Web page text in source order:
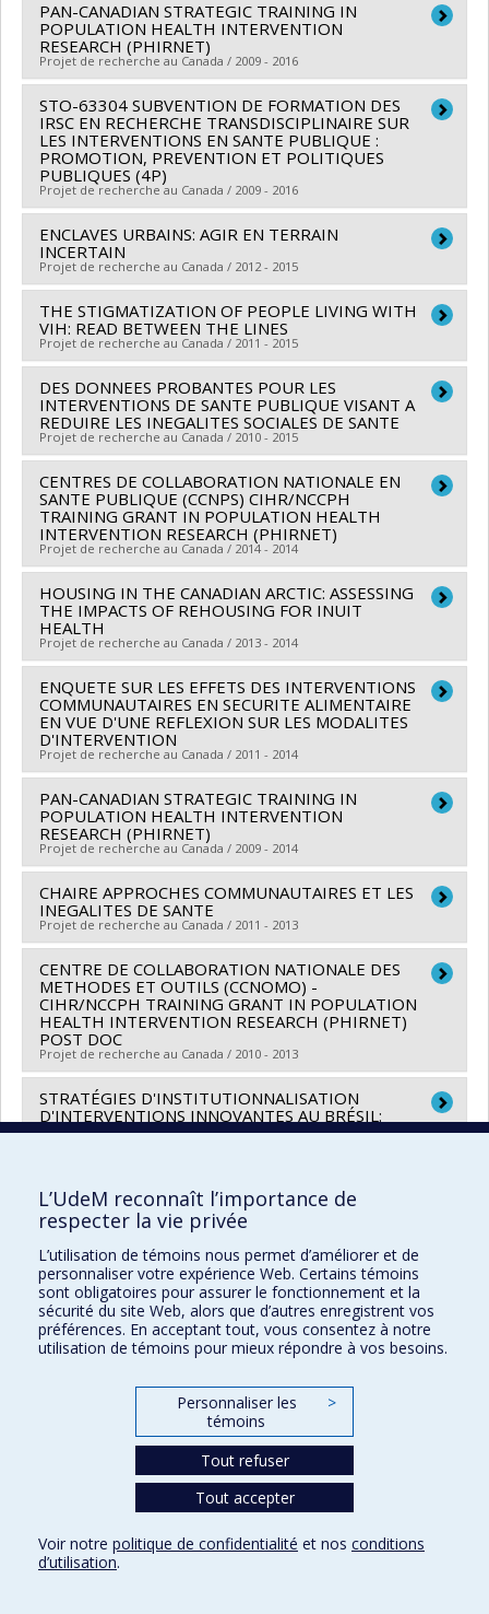
Subvention de fonctionnement incluant les
subventions de fonctionnement programmatiques
(général)
Geetanjali Datta, Sherri Lynn Bisset,Michèle Stanton-
Jean,Denis Bourque,Gilles Sénécal
Ruth Rose-Lizée
Sources de financement :IRSC/Instituts de recherche
en santé du Canada
Programmes de subvention : PVXXXXXX-(ROH)
Subvention de fonctionnement: subventions
programmatiques pour santé et l'équité en santé
Chercheur principal : Gilles Paradis
Co-chercheurs : Louise Potvin ,Andrée Demers
Gauvin,Lucie Richard,Marie-France Raynault
Jennifer O'Loughlin, Chantal Caux
Sources de financement :IRSC/Instituts de recherche
en santé du Canada
Programmes de subvention :
PAN-CANADIAN STRATEGIC TRAINING IN
POPULATION HEALTH INTERVENTION
RESEARCH (PHIRNET)
Projet de recherche au Canada / 2009 - 2016
Chercheur principal : Louise Potvin
Co-chercheurs : Angèle Bilodeau,Renee Lyons,
Charles James Frankish, Ivy Lynn Bourgeault,
Anne Shoveller,Patricia Martens,
Roland Dunn,Melanie Rock
Sources de financement :IRSC/Instituts de recherche
en santé du Canada
STO-63304 SUBVENTION DE FORMATION DES
IRSC EN RECHERCHE TRANSDISCIPLINAIRE SUR
LES INTERVENTIONS EN SANTE PUBLIQUE :
PROMOTION, PREVENTION ET POLITIQUES
PUBLIQUES (4P)
Projet de recherche au Canada / 2009 - 2016
Chercheur principal : Gilles Paradis
Co-chercheurs : Louise Potvin,Andrée Demers
Gauvin,Marie-France Raynault,Jennifer O'Loughlin,
Chantal Caux,Lucie Richard
Sources de financement :IRSC/Instituts de recherche
en santé du Canada
Programmes de subvention :
ENCLAVES URBAINS: AGIR EN TERRAIN
INCERTAIN
Projet de recherche au Canada / 2012 - 2015
Chercheur principal : Gilles Sénécal
Co-chercheurs : Louise Potvin
Sources de financement :CRSH/Conseil de recherches
en sciences humaines du Canada
Programmes de subvention :
THE STIGMATIZATION OF PEOPLE LIVING WITH
VIH: READ BETWEEN THE LINES
Projet de recherche au Canada / 2011 - 2015
Chercheur principal : Louise Potvin
Co-chercheurs : Liviana Calzavara
Sources de financement :IRSC/Instituts de recherche
en santé du Canada
Programmes de subvention :
DES DONNEES PROBANTES POUR LES
INTERVENTIONS DE SANTE PUBLIQUE VISANT A
REDUIRE LES INEGALITES SOCIALES DE SANTE
Projet de recherche au Canada / 2010 - 2015
Chercheur principal : Louise Potvin
CENTRES DE COLLABORATION NATIONALE EN
SANTE PUBLIQUE (CCNPS) CIHR/NCCPH
TRAINING GRANT IN POPULATION HEALTH
INTERVENTION RESEARCH (PHIRNET)
Projet de recherche au Canada / 2014 - 2014
Chercheur principal : Louise Potvin
Sources de financement :Agence de santé publique du
Canada
Programmes de subvention :
HOUSING IN THE CANADIAN ARCTIC: ASSESSING
THE IMPACTS OF REHOUSING FOR INUIT
HEALTH
Projet de recherche au Canada / 2013 - 2014
Chercheur principal : Mylene Riva
Co-chercheurs : Louise Potvin
Sources de financement :
en santé du Canada
Programmes de subvention :
ENQUETE SUR LES EFFETS DES INTERVENTIONS
COMMUNAUTAIRES EN SECURITE ALIMENTAIRE
EN VUE D'UNE REFLEXION SUR LES MODALITES
D'INTERVENTION
Projet de recherche au Canada / 2011 - 2014
Chercheur principal : Louise Potvin
Co-chercheurs : Sherri Lynn Bisset , Gilles Sénécal
Angele Bilodeau
Sources de financement : IRSC/Instituts de recherche
en santé du Canada
Programmes de subvention :
Initiative de recherche interventionnelle en santé des
populations
PAN-CANADIAN STRATEGIC TRAINING IN
POPULATION HEALTH INTERVENTION
RESEARCH (PHIRNET)
Projet de recherche au Canada / 2009 - 2014
Chercheur principal : Louise Potvin
CHAIRE APPROCHES COMMUNAUTAIRES ET LES
INEGALITES DE SANTE
Projet de recherche au Canada / 2011 - 2013
Chercheur principal : Louise Potvin
Sources de financement :Montréal/Agence de la santé
et des services sociaux de Montréal
Programmes de subvention :
CENTRE DE COLLABORATION NATIONALE DES
METHODES ET OUTILS (CCNOMO) -
CIHR/NCCPH TRAINING GRANT IN POPULATION
HEALTH INTERVENTION RESEARCH (PHIRNET)
POST DOC
Projet de recherche au Canada / 2010 - 2013
Chercheur principal : Louise Potvin
Sources de financement :Agence de santé publique du
STRATÉGIES D'INSTITUTIONNALISATION
D'INTERVENTIONS INNOVANTES AU BRÉSIL:
RETOUR & VALIDATION D'OUTIL
ENQUETE SUR LES EFFETS DES INTERVENTIONS
COMMUNAUTAIRES EN SECURITE ALIMENTAIRE
EN VUE D'UNE REFLEXION SUR LES MODALITES
D'INTERVENTION
Projet de recherche au Canada / 2010 - 2011
Chercheur principal : Louise Potvin
PORTRAIT ET MODELISATION DE LA PRISE DE
RISQUE LIEE AU VIH ET AUX ITS CHEZ LES
JEUNES QUEBECOIS D'ORIGINNE HAITIENNE
Projet de recherche au Canada / 2008 - 2011
Chercheur principal : Louise Potvin
STRATEGIES D'INSTITUTIONNALISATION
D'INTERVENTIONS INNOVANTES DE
REDUCTION DES INEGALITES DE SANTE AU
Projet de recherche au Canada / 2009 - 2010
Chercheur principal : Louise Potvin
La contribution des infirmières à la qualité des
Projet de recherche à l’international / 2008 - 2009
L’UdeM reconnaît l’importance de
respecter la vie privée
L’utilisation de témoins nous permet d’améliorer et de
personnaliser votre expérience Web. Certains témoins
sont obligatoires pour assurer le fonctionnement et la
sécurité du site Web, alors que d’autres enregistrent vos
préférences. En acceptant tout, vous consentez à notre
utilisation de témoins pour mieux répondre à vos besoins.
Personnaliser les
témoins
>
Tout refuser
Tout accepter
Voir notre politique de confidentialité et nos conditions
d’utilisation.